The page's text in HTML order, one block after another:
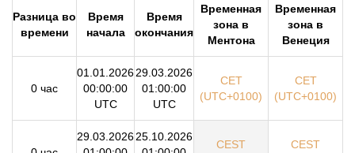
Разница во
времени
Время
начала
Время
окончания
Временная
зона в
Ментона
Временная
зона в
Венеция
0 час
01.01.2026
00:00:00
UTC
29.03.2026
01:00:00
UTC
CET
(UTC+0100)
CET
(UTC+0100)
29.03.202625.10.2026
CEST
CEST